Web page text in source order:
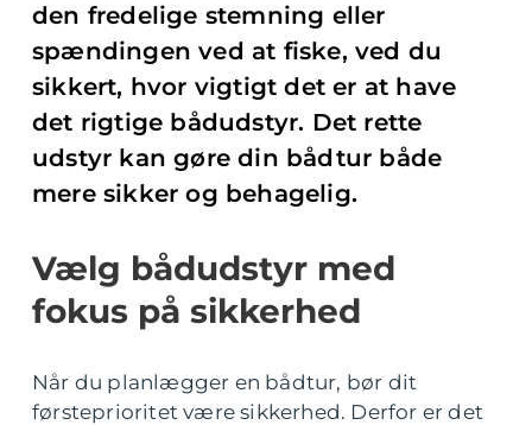
den fredelige stemning eller
spændingen ved at fiske, ved du
sikkert, hvor vigtigt det er at have
det rigtige bådudstyr. Det rette
udstyr kan gøre din bådtur både
mere sikker og behagelig.
Vælg bådudstyr med
fokus på sikkerhed
Når du planlægger en bådtur, bør dit
førsteprioritet være sikkerhed. Derfor er det